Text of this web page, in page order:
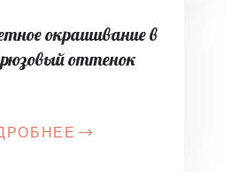
окрашивание в
оттенок